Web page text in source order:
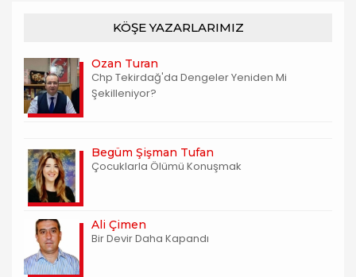
KÖŞE YAZARLARIMIZ
Ozan Turan
Chp Tekirdağ'da Dengeler Yeniden Mi
Şekilleniyor?
Begüm Şişman Tufan
Çocuklarla Ölümü Konuşmak
Ali Çimen
Bir Devir Daha Kapandı